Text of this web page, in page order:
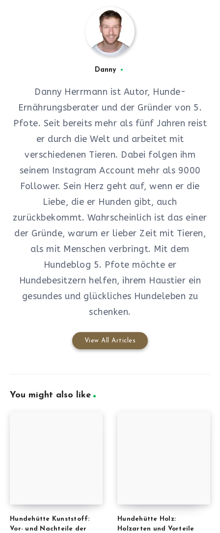
Danny
Danny Herrmann ist Autor, Hunde-
Ernährungsberater und der Gründer von 5.
Pfote. Seit bereits mehr als fünf Jahren reist
er durch die Welt und arbeitet mit
verschiedenen Tieren. Dabei folgen ihm
seinem Instagram Account mehr als 9000
Follower. Sein Herz geht auf, wenn er die
Liebe, die er Hunden gibt, auch
zurückbekommt. Wahrscheinlich ist das einer
der Gründe, warum er lieber Zeit mit Tieren,
als mit Menschen verbringt. Mit dem
Hundeblog 5. Pfote möchte er
Hundebesitzern helfen, ihrem Haustier ein
gesundes und glückliches Hundeleben zu
schenken.
View All Articles
You might also like
Hundehütte Kunststoff:
Vor- und Nachteile der
Hundehütte Holz:
Holzarten und Vorteile